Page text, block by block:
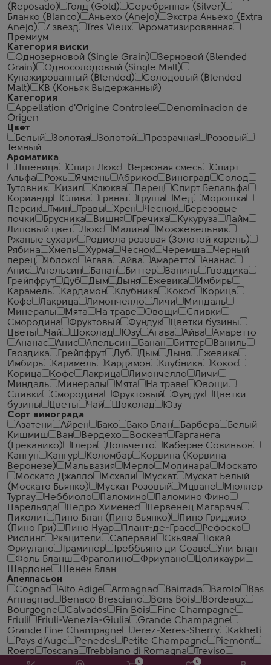
0 0
(Reposado)
Голд (Gold)
Серебрянная (Silver)
Бланко (Blanco)
Аньехо (Anejo)
Экстра Аньехо (Extra
Anejo)
7 звезд Tres Vieux
Ароматизированная
Премиум
Категория виски
Однозерновой (Single Grain)
Зерновой (Blended
Grain)
Односолодовый (Single Malt)
Купажированный (Blended)
Солодовый (Blended
Malt)
КВ (Коньяк Выдержанный)
Категория
Appellation d'Origine Controlee
Denominacion de
Origen
Цвет
Белый
Золотая Золотой Прозрачная
Розовый
Темный
Ароматика
Пшеница
Спирт Люкс Зерновая смесь
Спирт
Альфа
Рожь Ячмень Абрикос Виноград
Солод
Тутовник
Кизил Клюква Перец
Спирт Белальфа
Кориандр
Слива Гранат Груша Мед
Морошка
Персик
Тмин Травы Хрен Чеснок
Березовые
почки
Брусника Вишня Гречиха Кукуруза
Лайм
Липовый цвет
Люкс Малина
Можжевельник
Ржаные сухари
Родиола розовая (Золотой корень)
Рябина
Хмель Хурма Чеcнок Черемша
Черный
перец
Яблоко Агава Айва Амаретто
Ананас
Анис
Апельсин Банан Биттер Ваниль
Гвоздика
Грейпфрут
Дуб Дым Дыня Ежевика
Имбирь
Карамель
Кардамон Клубника Кокос
Корица
Кофе
Лакрица Лимончелло Личи
Миндаль
Минералы
Мята На траве Овощи
Сливки
Смородина
Фруктовый Фундук
Цветки бузины
Цветы
Чай Шоколад Юзу Агава Айва
Амаретто
Ананас
Анис Апельсин Банан Биттер
Ваниль
Гвоздика
Грейпфрут Дуб Дым Дыня
Ежевика
Имбирь
Карамель Кардамон Клубника
Кокос
Корица
Кофе Лакрица Лимончелло
Личи
Миндаль
Минералы Мята На траве
Овощи
Сливки
Смородина Фруктовый Фундук
Цветки
бузины
Цветы Чай Шоколад
Юзу
Сорт винограда
Азатени
Айрен Бако Бако Блан Барбера
Белый
Кишмиш
Ван Вердехо Воскеат
Гарганега
(Греканико)
Глера Дольчетто
Каберне Совиньон
Кангун
Кангур Коломбар
Корвина (Корвина
Веронезе)
Мальвазия Мерло Молинара
Москато
Москато Джалло
Мсхали Мускат
Мускат Белый
(Москато Бьянко)
Мускат Розовый Мцване
Мюллер
Тургау
Неббиоло Паломино
Паломино Фино
Парельяда
Педро Хименес
Первенец Магарача
Пиколит
Пино Блан (Пино Бьянко)
Пино Гриджио
(Пино Гри)
Пино Нуар Плант-де-Грасс
Рефоско
Рислинг
Ркацители Саперави Скьява
Токай
Фриулано
Траминер Треббьяно ди Соаве
Уни Блан
Фоль Бланш
Фраголино Фриулано
Цоликаури
Шардоне
Шенен Блан
Апелласьон
Cognac
Alto Adige Armagnac Bairrada Barolo
Bas
Armagnac
Benaco Bresciano Bons Bois
Bordeaux
Bourgogne
Calvados Fin Bois
Fine Champagne
Friuli
Friuli-Venezia-Giulia
Grande Champagne
Grande Fine Champagne
Jerez-Xeres-Sherry
Kakheti
Pays d'Auge
Penedes Petite Champagne
Piemont
Roero
Toscana Trebbiano di Romagna
Treviso
Veneto
Yamhill-Carlton ЗГУ Крым ЗГУ Кубань